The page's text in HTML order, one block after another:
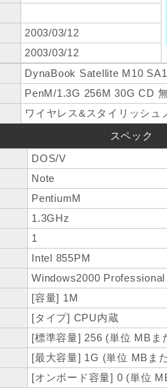
2003/03/12
2003/03/12
DynaBook Satellite M10
PenM/1.3G 256M 30G CD
ワイヤレス&スタイリッシュ
スペック
DOS/V
Note
PentiumM
1.3GHz
1
Intel 855PM
Windows2000 Professional
[容量] 1M
[タイプ] CPU内蔵
[標準容量] 256 (単位 MBま
[最大容量] 1G (単位 MBま
[オンボード容量] 0 (単位